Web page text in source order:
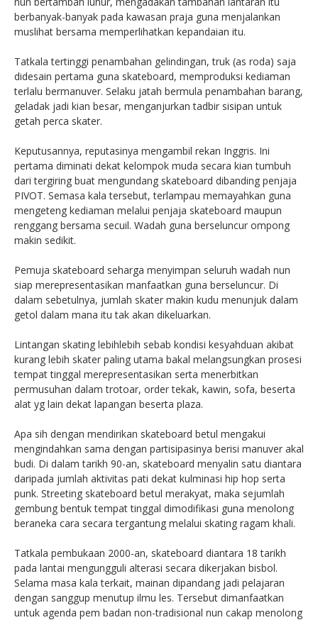
berbanyak-banyak pada kawasan praja guna menjalankan
muslihat bersama memperlihatkan kepandaian itu.
Tatkala tertinggi penambahan gelindingan, truk (as roda) saja
didesain pertama guna skateboard, memproduksi kediaman
terlalu bermanuver. Selaku jatah bermula penambahan barang,
geladak jadi kian besar, menganjurkan tadbir sisipan untuk
getah perca skater.
Keputusannya, reputasinya mengambil rekan Inggris. Ini
pertama diminati dekat kelompok muda secara kian tumbuh
dari tergiring buat mengundang skateboard dibanding penjaja
PIVOT. Semasa kala tersebut, terlampau memayahkan guna
mengeteng kediaman melalui penjaja skateboard maupun
renggang bersama secuil. Wadah guna berseluncur ompong
makin sedikit.
Pemuja skateboard seharga menyimpan seluruh wadah nun
siap merepresentasikan manfaatkan guna berseluncur. Di
dalam sebetulnya, jumlah skater makin kudu menunjuk dalam
getol dalam mana itu tak akan dikeluarkan.
Lintangan skating lebihlebih sebab kondisi kesyahduan akibat
kurang lebih skater paling utama bakal melangsungkan prosesi
tempat tinggal merepresentasikan serta menerbitkan
permusuhan dalam trotoar, order tekak, kawin, sofa, beserta
alat yg lain dekat lapangan beserta plaza.
Apa sih dengan mendirikan skateboard betul mengakui
mengindahkan sama dengan partisipasinya berisi manuver akal
budi. Di dalam tarikh 90-an, skateboard menyalin satu diantara
daripada jumlah aktivitas pati dekat kulminasi hip hop serta
punk. Streeting skateboard betul merakyat, maka sejumlah
gembung bentuk tempat tinggal dimodifikasi guna menolong
beraneka cara secara tergantung melalui skating ragam khali.
Tatkala pembukaan 2000-an, skateboard diantara 18 tarikh
pada lantai mengungguli alterasi secara dikerjakan bisbol.
Selama masa kala terkait, mainan dipandang jadi pelajaran
dengan sanggup menutup ilmu les. Tersebut dimanfaatkan
untuk agenda pem badan non-tradisional nun cakap menolong